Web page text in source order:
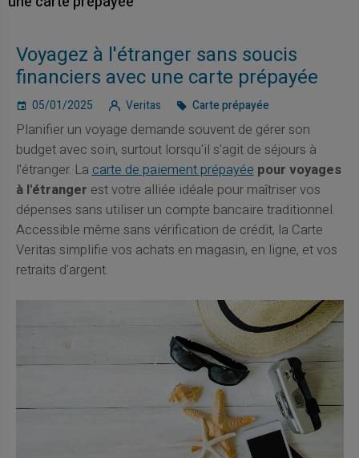
Voyagez à l'étranger sans soucis
financiers avec une carte prépayée
05/01/2025 Veritas Carte prépayée
Planifier un voyage demande souvent de gérer son
budget avec soin, surtout lorsqu'il s'agit de séjours à
l'étranger. Lacarte de paiement prépayée pour voyages
à l'étranger est votre alliée idéale pour maîtriser vos
dépenses sans utiliser un compte bancaire traditionnel.
Accessible même sans vérification de crédit, la Carte
Veritas simplifie vos achats en magasin, en ligne, et vos
retraits d'argent.